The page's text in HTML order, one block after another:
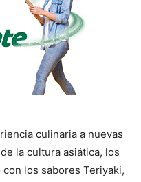
culinaria a nuevas
la cultura asiática, los
los sabores Teriyaki,